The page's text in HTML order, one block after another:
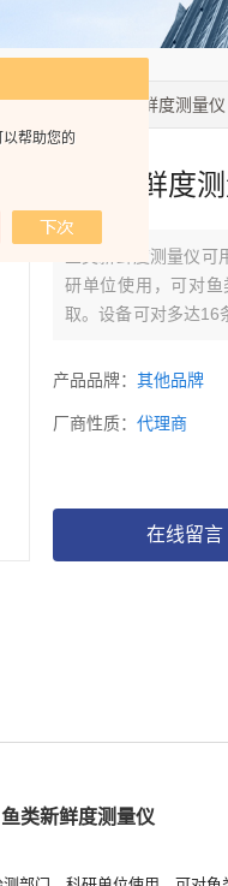
帮助您的
Torrymeter鱼类新鲜度测量仪
鱼类新鲜度
鱼类新鲜度测量仪
研单位使用，可对
取。设备可对多达16
据。
产品品牌： 其他品牌
厂商性质： 代理商
在线留言
鱼类新鲜度测量仪